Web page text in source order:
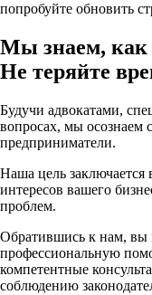
попробуйте обновить
Мы знаем, как
Не теряйте
Будучи адвокатами,
вопросах, мы осознаем
предприниматели.
Наша цель заключается
интересов вашего
проблем.
Обратившись к нам, вы
профессиональную
компетентные
соблюдению